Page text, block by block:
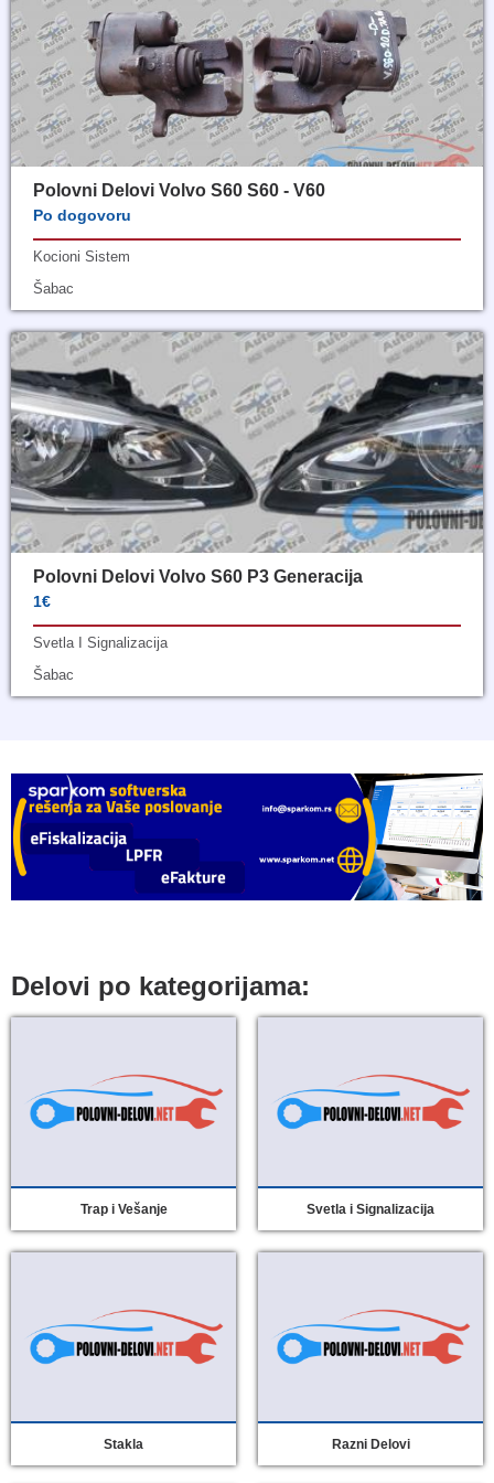
Polovni Delovi Volvo S60 S60 - V60
Po dogovoru
Kocioni Sistem
Šabac
Polovni Delovi Volvo S60 P3 Generacija
1€
Svetla I Signalizacija
Šabac
Delovi po kategorijama:
Trap i Vešanje Svetla i Signalizacija
Stakla Razni Delovi